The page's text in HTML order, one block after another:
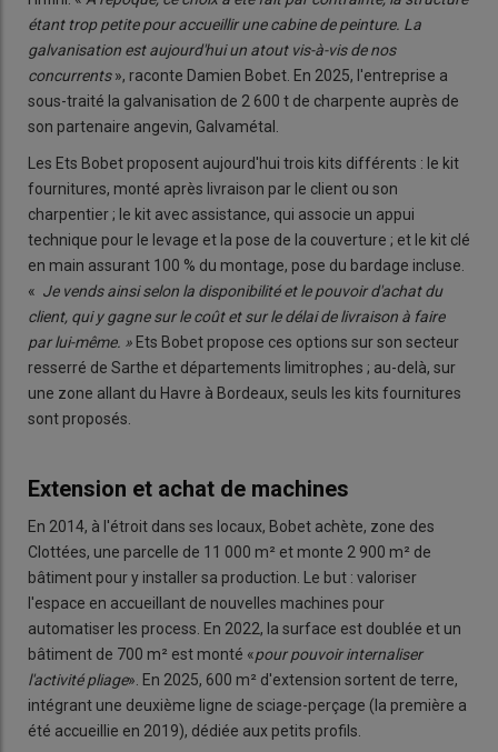
étant trop petite pour accueillir une cabine de peinture. La
galvanisation est aujourd'hui un atout vis-à-vis de nos
concurrents», raconte Damien Bobet. En 2025, l'entreprise a
sous-traité la galvanisation de 2 600 t de charpente auprès de
son partenaire angevin, Galvamétal.
Les Ets Bobet proposent aujourd'hui trois kits différents : le kit
fournitures, monté après livraison par le client ou son
charpentier ; le kit avec assistance, qui associe un appui
technique pour le levage et la pose de la couverture ; et le kit clé
en main assurant 100 % du montage, pose du bardage incluse.
« Je vends ainsi selon la disponibilité et le pouvoir d'achat du
client, qui y gagne sur le coût et sur le délai de livraison à faire
par lui-même. » Ets Bobet propose ces options sur son secteur
resserré de Sarthe et départements limitrophes ; au-delà, sur
une zone allant du Havre à Bordeaux, seuls les kits fournitures
sont proposés.
Extension et achat de machines
En 2014, à l'étroit dans ses locaux, Bobet achète, zone des
Clottées, une parcelle de 11 000 m² et monte 2 900 m² de
bâtiment pour y installer sa production. Le but : valoriser
l'espace en accueillant de nouvelles machines pour
automatiser les process. En 2022, la surface est doublée et un
bâtiment de 700 m² est monté «pour pouvoir internaliser
l'activité pliage». En 2025, 600 m² d'extension sortent de terre,
intégrant une deuxième ligne de sciage-perçage (la première a
été accueillie en 2019), dédiée aux petits profils.